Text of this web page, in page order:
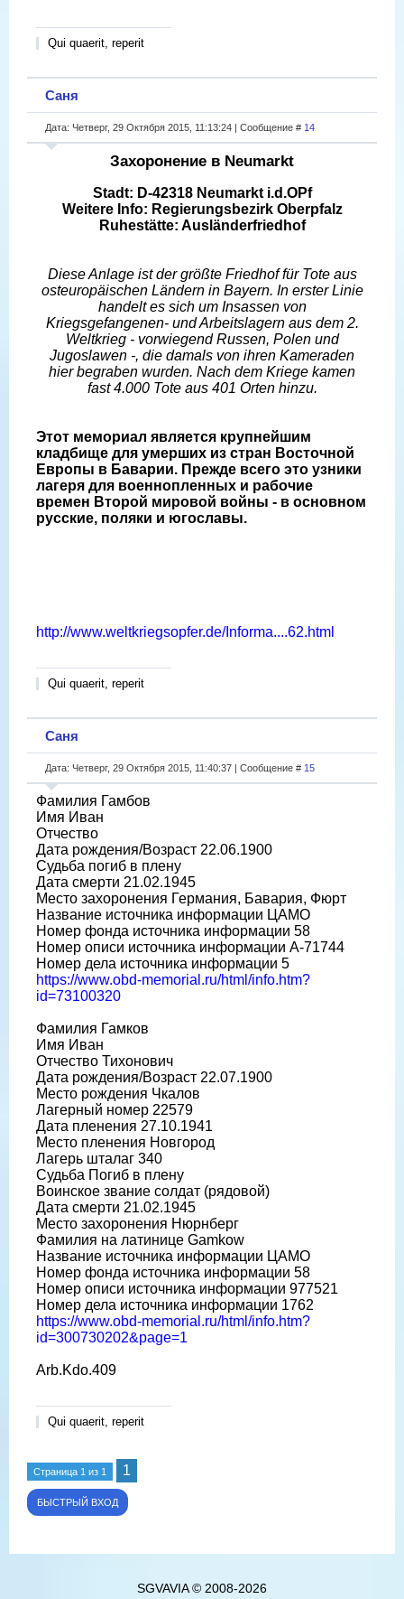
Qui quaerit, reperit
Саня
Дата: Четверг, 29 Октября 2015, 11:13:24 | Сообщение # 14
Захоронение в Neumarkt
Stadt: D-42318 Neumarkt i.d.OPf
Weitere Info: Regierungsbezirk Oberpfalz
Ruhestätte: Ausländerfriedhof
Diese Anlage ist der größte Friedhof für Tote aus
osteuropäischen Ländern in Bayern. In erster Linie
handelt es sich um Insassen von
Kriegsgefangenen- und Arbeitslagern aus dem 2.
Weltkrieg - vorwiegend Russen, Polen und
Jugoslawen -, die damals von ihren Kameraden
hier begraben wurden. Nach dem Kriege kamen
fast 4.000 Tote aus 401 Orten hinzu.
Этот мемориал является крупнейшим
кладбище для умерших из стран Восточной
Европы в Баварии. Прежде всего это узники
лагеря для военнопленных и рабочие
времен Второй мировой войны - в основном
русские, поляки и югославы.
http://www.weltkriegsopfer.de/Informa....62.html
Qui quaerit, reperit
Саня
Дата: Четверг, 29 Октября 2015, 11:40:37 | Сообщение # 15
Фамилия Гамбов
Имя Иван
Отчество
Дата рождения/Возраст 22.06.1900
Судьба погиб в плену
Дата смерти 21.02.1945
Место захоронения Германия, Бавария, Фюрт
Название источника информации ЦАМО
Номер фонда источника информации 58
Номер описи источника информации A-71744
Номер дела источника информации 5
https://www.obd-memorial.ru/html/info.htm?
id=73100320
Фамилия Гамков
Имя Иван
Отчество Тихонович
Дата рождения/Возраст 22.07.1900
Место рождения Чкалов
Лагерный номер 22579
Дата пленения 27.10.1941
Место пленения Новгород
Лагерь шталаг 340
Судьба Погиб в плену
Воинское звание солдат (рядовой)
Дата смерти 21.02.1945
Место захоронения Нюрнберг
Фамилия на латинице Gamkow
Название источника информации ЦАМО
Номер фонда источника информации 58
Номер описи источника информации 977521
Номер дела источника информации 1762
https://www.obd-memorial.ru/html/info.htm?
id=300730202&page=1
Arb.Kdo.409
Qui quaerit, reperit
Страница 1 из 1 1
SGVAVIA © 2008-2026